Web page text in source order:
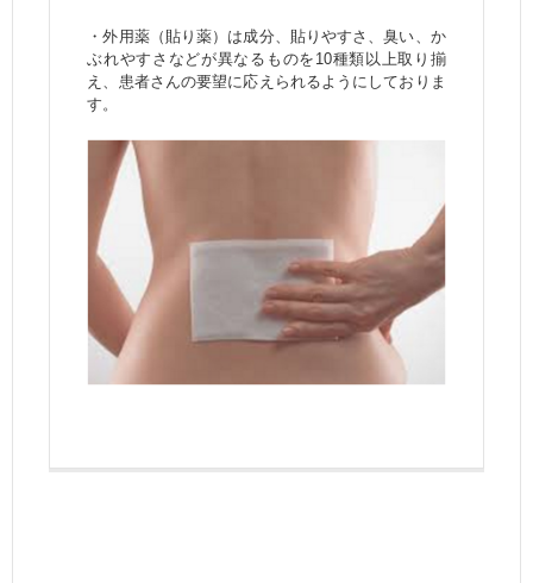
・外用薬（貼り薬）は成分、貼りやすさ、臭い、か
ぶれやすさなどが異なるものを10種類以上取り揃
え、患者さんの要望に応えられるようにしておりま
す。